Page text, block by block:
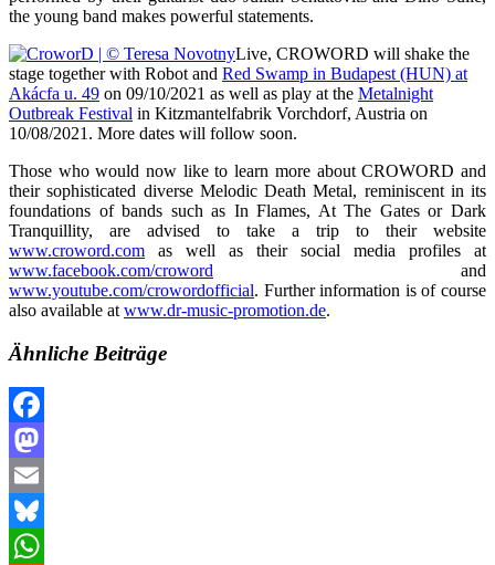
the young band makes powerful statements.
Live, CROWORD will shake the
stage together with Robot and Red Swamp in Budapest (HUN) at
Akácfa u. 49 on 09/10/2021 as well as play at the Metalnight
Outbreak Festival in Kitzmantelfabrik Vorchdorf, Austria on
10/08/2021. More dates will follow soon.
Those who would now like to learn more about CROWORD and
their sophisticated diverse Melodic Death Metal, reminiscent in its
foundations of bands such as In Flames, At The Gates or Dark
Tranquillity, are advised to take a trip to their website
www.croword.com as well as their social media profiles at
www.facebook.com/croword and
www.youtube.com/crowordofficial. Further information is of course
also available atwww.dr-music-promotion.de.
Ähnliche Beiträge
Facebook
Mastodon
Email
Bluesky